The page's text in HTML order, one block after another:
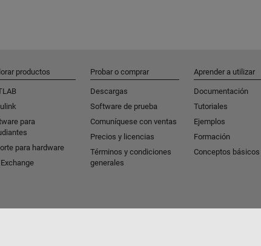
productos
para
para hardware
Probar o comprar
Descargas
Software de prueba
Comuníquese con ventas
Precios y licencias
Términos y condiciones
generales
Aprender a utilizar
Documentación
Tutoriales
Ejemplos
Formación
Conceptos básicos